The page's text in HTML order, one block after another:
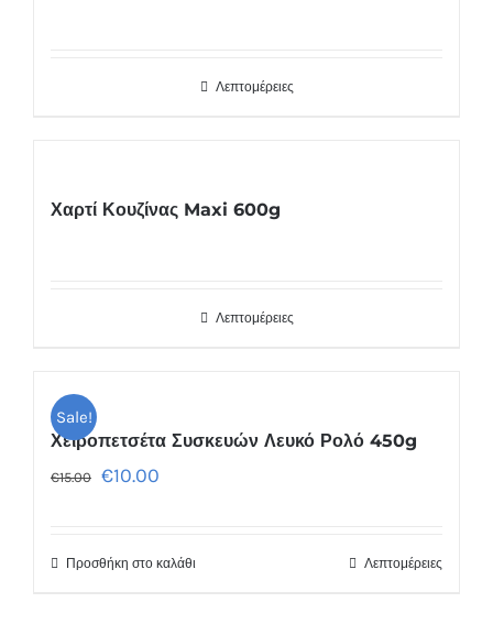
Λεπτομέρειες
Χαρτί Κουζίνας Maxi 600g
Λεπτομέρειες
Sale!
Χειροπετσέτα Συσκευών Λευκό Ρολό 450g
€15.00 €10.00
Προσθήκη στο καλάθι Λεπτομέρειες